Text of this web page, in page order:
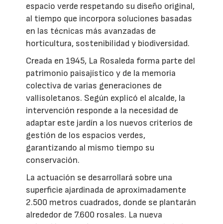
espacio verde respetando su diseño original,
al tiempo que incorpora soluciones basadas
en las técnicas más avanzadas de
horticultura, sostenibilidad y biodiversidad.
Creada en 1945, La Rosaleda forma parte del
patrimonio paisajístico y de la memoria
colectiva de varias generaciones de
vallisoletanos. Según explicó el alcalde, la
intervención responde a la necesidad de
adaptar este jardín a los nuevos criterios de
gestión de los espacios verdes,
garantizando al mismo tiempo su
conservación.
La actuación se desarrollará sobre una
superficie ajardinada de aproximadamente
2.500 metros cuadrados, donde se plantarán
alrededor de 7.600 rosales. La nueva